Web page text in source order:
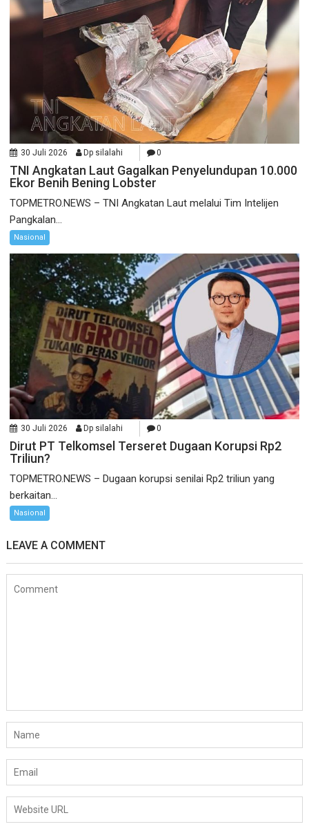
30 Juli 2026 Dp silalahi 0
TNI Angkatan Laut Gagalkan Penyelundupan 10.000
Ekor Benih Bening Lobster
TOPMETRO.NEWS – TNI Angkatan Laut melalui Tim Intelijen
Pangkalan...
Nasional
30 Juli 2026 Dp silalahi 0
Dirut PT Telkomsel Terseret Dugaan Korupsi Rp2
Triliun?
TOPMETRO.NEWS – Dugaan korupsi senilai Rp2 triliun yang
berkaitan...
Nasional
LEAVE A COMMENT